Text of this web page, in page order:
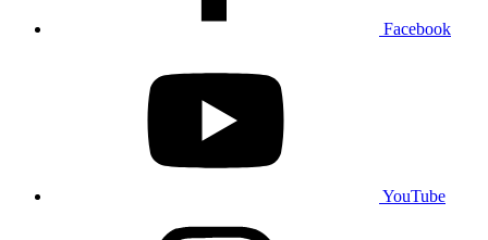
Facebook
YouTube